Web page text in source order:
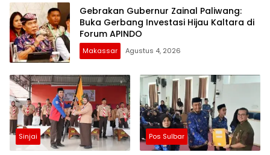
Gebrakan Gubernur Zainal Paliwang:
Buka Gerbang Investasi Hijau Kaltara di
Forum APINDO
Makassar Agustus 4, 2026
Sinjai Pos Sulbar